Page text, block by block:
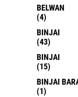
BELWAN
(4)
BINJAI
(43)
BINJAI
(15)
BINJAI
(1)